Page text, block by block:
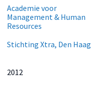
Academie voor
Management & Human
Resources
Stichting Xtra, Den Haag
2012